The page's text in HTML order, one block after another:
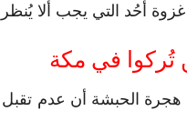
غزوة أحُد التي يجب ألا
تُركوا في مكة
هجرة الحبشة أن عدم